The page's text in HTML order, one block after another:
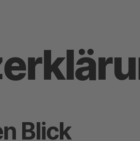
Blick